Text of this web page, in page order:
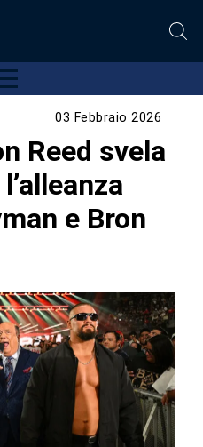
03 Febbraio 2026
Reed svela
e Bron